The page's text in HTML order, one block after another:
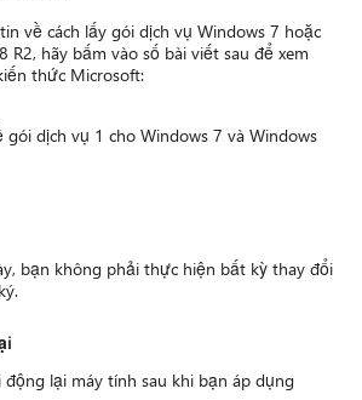
về cách lấy gói dịch vụ Windows 7 hoặc
R2, hãy bấm vào số bài viết sau để xem
thức Microsoft:
gói dịch vụ 1 cho Windows 7 và Windows
bạn không phải thực hiện bất kỳ thay đổi
lại máy tính sau khi bạn áp dụng